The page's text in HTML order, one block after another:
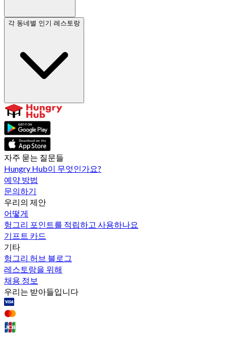
각 동네별 인기 레스토랑
자주 묻는 질문들
Hungry Hub이 무엇인가요?
예약 방법
문의하기
우리의 제안
어떻게
헝그리 포인트를 적립하고 사용하나요
기프트 카드
기타
헝그리 허브 블로그
레스토랑을 위해
채용 정보
우리는 받아들입니다